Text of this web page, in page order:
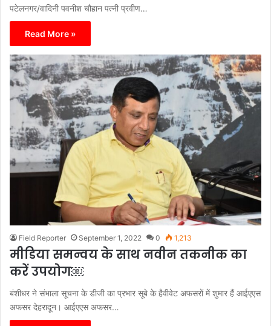
पटेलनगर/वादिनी पवनीश चौहान पत्नी प्रवीण…
Read More »
Field Reporter September 1, 2022 0 1,213
मीडिया समन्वय के साथ नवीन तकनीक का
करें उपयोग￼
बंशीधर ने संभाला सूचना के डीजी का प्रभार सूबे के हैवीवेट अफसरों में शुमार हैं आईएएस
अफसर देहरादून। आईएएस अफसर…